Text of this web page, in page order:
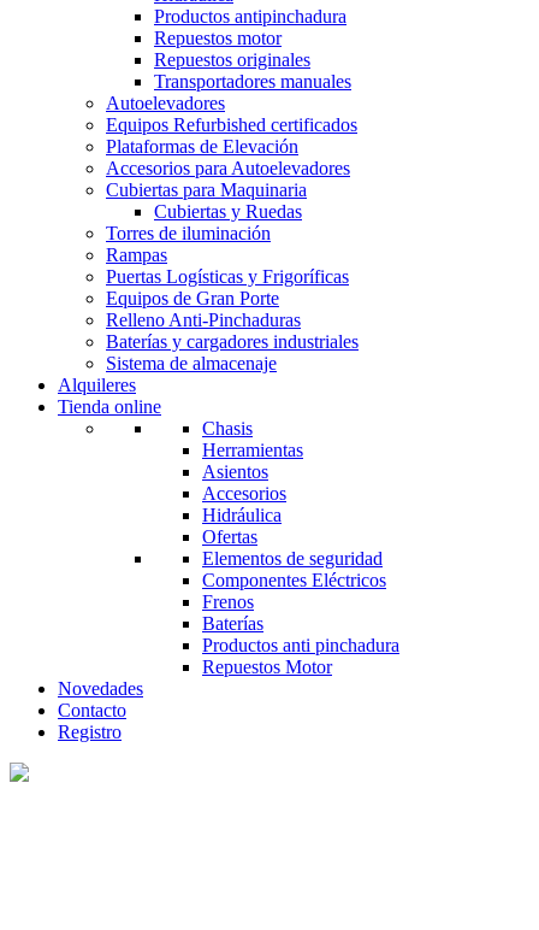
Productos antipinchadura
Repuestos motor
Repuestos originales
Transportadores manuales
Autoelevadores
Equipos Refurbished certificados
Plataformas de Elevación
Accesorios para Autoelevadores
Cubiertas para Maquinaria
Cubiertas y Ruedas
Torres de iluminación
Rampas
Puertas Logísticas y Frigoríficas
Equipos de Gran Porte
Relleno Anti-Pinchaduras
Baterías y cargadores industriales
Sistema de almacenaje
Alquileres
Tienda online
Chasis
Herramientas
Asientos
Accesorios
Hidráulica
Ofertas
Elementos de seguridad
Componentes Eléctricos
Frenos
Baterías
Productos anti pinchadura
Repuestos Motor
Novedades
Contacto
Registro